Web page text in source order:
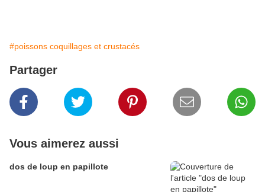
#poissons coquillages et crustacés
Partager
Vous aimerez aussi
dos de loup en papillote